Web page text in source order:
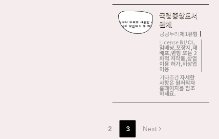
국립중앙도서
관체
공공누리제1유형
LicenseBI/CI,
임베딩,포장지,재
배포,변형 또는 2
차적 저작물,상업
이용 허가,비상업
이용
기타조건자세한
사항은 원저작자
홈페이지를 참조
하세요.
2 3 Next